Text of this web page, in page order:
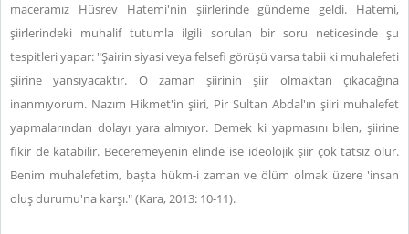
maceramız Hüsrev Hatemi'nin şiirlerinde gündeme geldi. Hatemi,
şiirlerindeki muhalif tutumla ilgili sorulan bir soru neticesinde şu
tespitleri yapar: "Şairin siyasi veya felsefi görüşü varsa tabii ki muhalefeti
şiirine yansıyacaktır. O zaman şiirinin şiir olmaktan çıkacağına
inanmıyorum. Nazım Hikmet'in şiiri, Pir Sultan Abdal'ın şiiri muhalefet
yapmalarından dolayı yara almıyor. Demek ki yapmasını bilen, şiirine
fikir de katabilir. Beceremeyenin elinde ise ideolojik şiir çok tatsız olur.
Benim muhalefetim, başta hükm-i zaman ve ölüm olmak üzere 'insan
oluş durumu'na karşı." (Kara, 2013: 10-11).